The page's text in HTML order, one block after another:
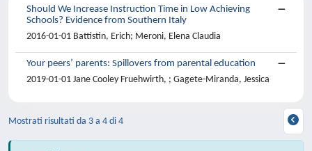
Should We Increase Instruction Time in Low Achieving
Schools? Evidence from Southern Italy
2016-01-01 Battistin, Erich; Meroni, Elena Claudia
Your peers’ parents: Spillovers from parental education
2019-01-01 Jane Cooley Fruehwirth, ; Gagete-Miranda, Jessica
Mostrati risultati da 3 a 4 di 4